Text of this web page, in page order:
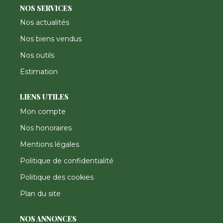
NOS SERVICES
Nos actualités
Nos biens vendus
Nos outils
Estimation
LIENS UTILES
Mon compte
Nos honoraires
Mentions légales
Politique de confidentialité
Politique des cookies
Plan du site
NOS ANNONCES